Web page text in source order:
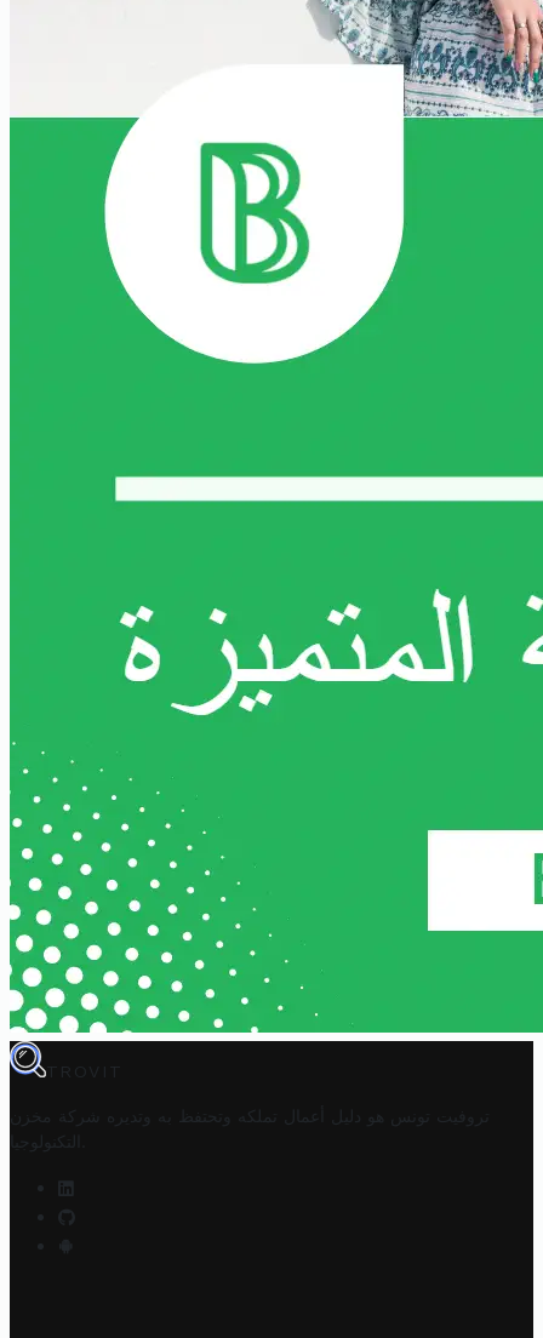
TROVIT
تروفيت تونس هو دليل أعمال تملكه وتحتفظ به وتديره
شركة مخزن
التكنولوجيا